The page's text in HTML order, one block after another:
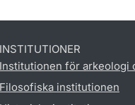
INSTITUTIONER
Institutionen för arkeologi
Filosofiska institutionen